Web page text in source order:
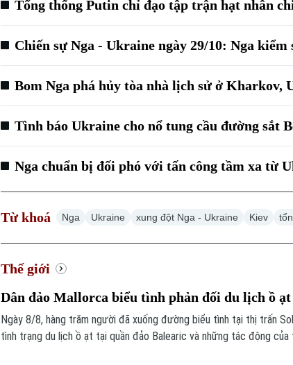
Tổng thống Putin chỉ đạo tập trận hạt nhân
Chiến sự Nga - Ukraine ngày 29/10: Nga kiểm
Bom Nga phá hủy tòa nhà lịch sử ở Kharkov,
Tình báo Ukraine cho nổ tung cầu đường sắt
Nga chuẩn bị đối phó với tấn công tầm xa từ
Từ khoá Nga Ukraine xung đột Nga - Ukraine Kiev
Thế giới
Dân đảo Mallorca biểu tình phản đối du lịch ồ ạt
Ngày 8/8, hàng trăm người đã xuống đường biểu tình tại thị trấn
tình trạng du lịch ồ ạt tại quần đảo Balearic và những tác động